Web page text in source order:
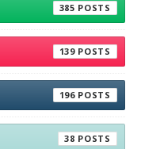
385
139
196
38